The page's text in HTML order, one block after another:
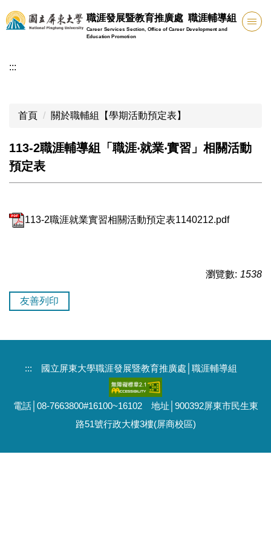
跳
到
內
職涯發展暨教育推廣處 職涯輔導組
Career Services Section, Office of Career Development and
Education Promotion
:::
首頁 關於職輔組【學期活動預定表】
113-2職涯輔導組「職涯‧就業‧實習」相關活動
預定表
113-2職涯就業實習相關活動預定表1140212.pdf
瀏覽數: 1538
友善列印
::: 國立屏東大學職涯發展暨教育推廣處│職涯輔導組
電話│08-7663800#16100~16102 地址│900392屏東市民生東
路51號行政大樓3樓(屏商校區)